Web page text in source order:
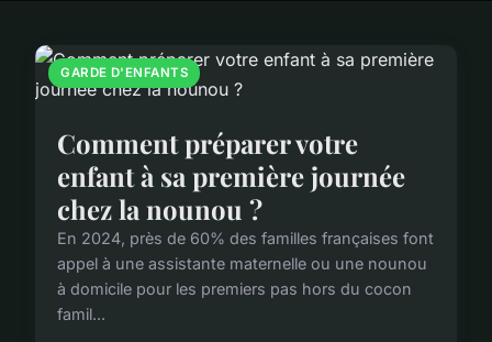
GARDE D'ENFANTS
Comment préparer votre
enfant à sa première journée
chez la nounou ?
En 2024, près de 60% des familles françaises font
appel à une assistante maternelle ou une nounou
à domicile pour les premiers pas hors du cocon
famil...